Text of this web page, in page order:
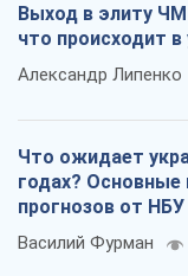
Выход в элиту
что происходит
Александр Липенко
Что ожидает
годах?
прогнозов от НБУ
Василий Фурман